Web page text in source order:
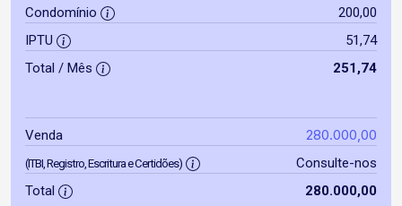
Condomínio
200,00
IPTU
51,74
Total / Mês
251,74
Venda 280.000,00
(ITBI, Registro, Escritura e Certidões)
Consulte-nos
Total
280.000,00